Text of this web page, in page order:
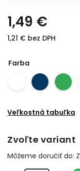
1,49 €
1,21 € bez DPH
Farba
Veľkostná tabuľka
Zvoľte variant
Môžeme doručiť do: